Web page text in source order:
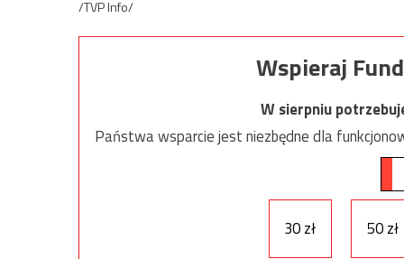
/TVP Info/
Wspieraj
W sierpniu
Państwa wsparcie jest niezbędne dla
30 zł
50 zł